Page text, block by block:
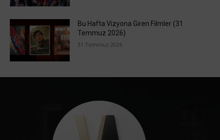
Bu Hafta Vizyona Giren Filmler (31
Temmuz 2026)
31 Temmuz 2026